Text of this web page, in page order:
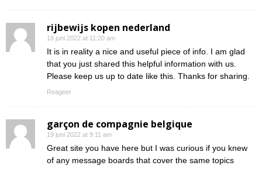
rijbewijs kopen nederland
18 juni 2022 at 11:20 am
It is in reality a nice and useful piece of info. I am glad
that you just shared this helpful information with us.
Please keep us up to date like this. Thanks for sharing.
Reageer
garçon de compagnie belgique
19 juni 2022 at 9:11 am
Great site you have here but I was curious if you knew
of any message boards that cover the same topics